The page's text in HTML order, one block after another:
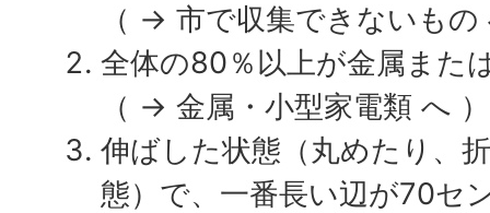
（ → 市で収集できないもの
全体の80％以上が金属また
（ → 金属・小型家電類 へ ）
伸ばした状態（丸めたり、
態）で、一番長い辺が70セ